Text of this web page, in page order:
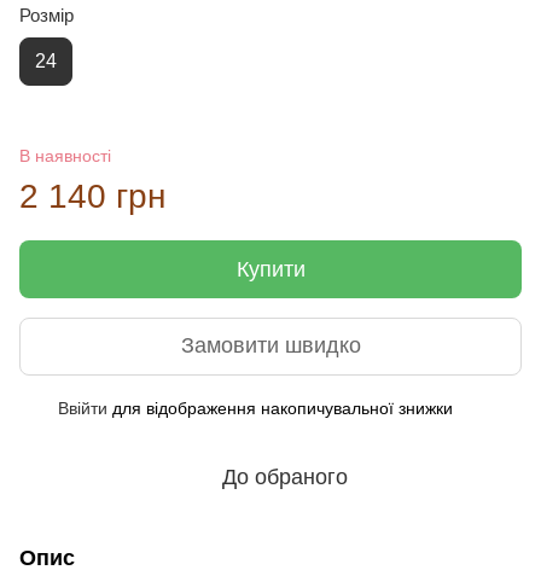
Розмір
24
В наявності
2 140 грн
Купити
Замовити швидко
Ввійти для відображення накопичувальної знижки
До обраного
Опис